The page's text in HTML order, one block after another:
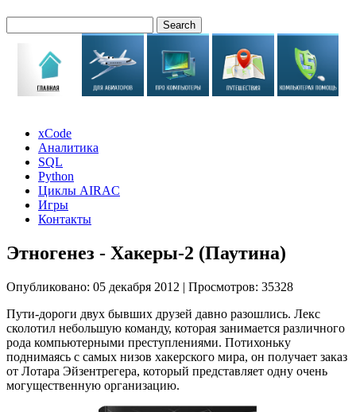
xCode
Аналитика
SQL
Python
Циклы AIRAC
Игры
Контакты
Этногенез - Хакеры-2 (Паутина)
Опубликовано: 05 декабря 2012 | Просмотров: 35328
Пути-дороги двух бывших друзей давно разошлись. Лекс
сколотил небольшую команду, которая занимается различного
рода компьютерными преступлениями. Потихоньку
поднимаясь с самых низов хакерского мира, он получает заказ
от Лотара Эйзентрегера, который представляет одну очень
могущественную организацию.